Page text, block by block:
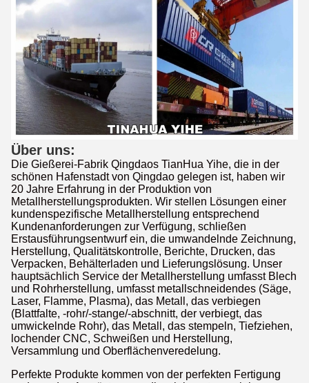
Über uns:
Die Gießerei-Fabrik Qingdaos TianHua Yihe, die in der
schönen Hafenstadt von Qingdao gelegen ist, haben wir
20 Jahre Erfahrung in der Produktion von
Metallherstellungsprodukten. Wir stellen Lösungen einer
kundenspezifische Metallherstellung entsprechend
Kundenanforderungen zur Verfügung, schließen
Erstausführungsentwurf ein, die umwandelnde Zeichnung,
Herstellung, Qualitätskontrolle, Berichte, Drucken, das
Verpacken, Behälterladen und Lieferungslösung. Unser
hauptsächlich Service der Metallherstellung umfasst Blech
und Rohrherstellung, umfasst metallschneidendes (Säge,
Laser, Flamme, Plasma), das Metall, das verbiegen
(Blattfalte, -rohr/-stange/-abschnitt, der verbiegt, das
umwickelnde Rohr), das Metall, das stempeln, Tiefziehen,
lochender CNC, Schweißen und Herstellung,
Versammlung und Oberflächenveredelung.
Perfekte Produkte kommen von der perfekten Fertigung